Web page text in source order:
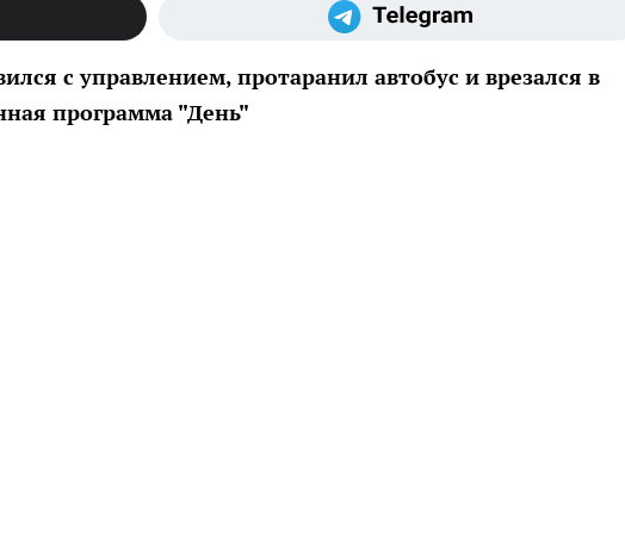
с управлением, протаранил автобус и врезался в
программа "День"